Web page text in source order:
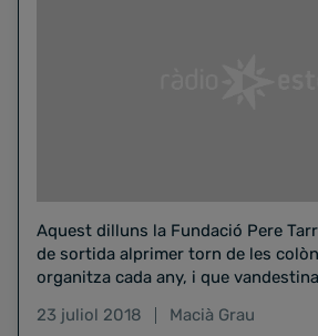
Aquest dilluns la Fundació Pere
de sortida alprimer torn de les
organitza cada any, i que
23 juliol 2018
Macià Grau